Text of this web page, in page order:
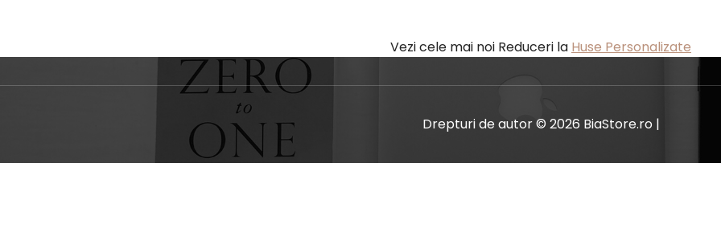
Vezi cele mai noi Reduceri la Huse Personalizate
Drepturi de autor © 2026 BiaStore.ro |